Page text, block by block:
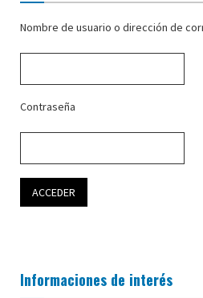
Nombre de usuario o dirección de
Contraseña
Informaciones de interés